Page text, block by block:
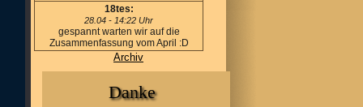
18tes:
28.04 - 14:22 Uhr
gespannt warten wir auf die
Zusammenfassung vom April :D
Archiv
Danke